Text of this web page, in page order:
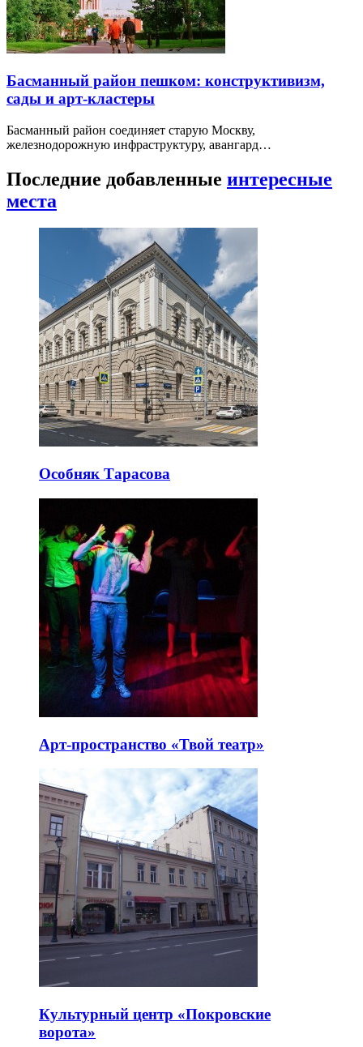
Басманный район пешком: конструктивизм,
сады и арт-кластеры
Басманный район соединяет старую Москву,
железнодорожную инфраструктуру, авангард…
Последние добавленные интересные
места
Особняк Тарасова
Арт-пространство «Твой театр»
Культурный центр «Покровские
ворота»